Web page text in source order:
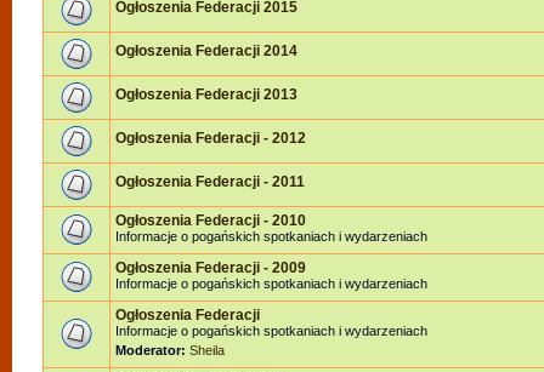
Ogłoszenia Federacji 2015
Ogłoszenia Federacji 2014
Ogłoszenia Federacji 2013
Ogłoszenia Federacji - 2012
Ogłoszenia Federacji - 2011
Ogłoszenia Federacji - 2010
Informacje o pogańskich spotkaniach i wydarzeniach
Ogłoszenia Federacji - 2009
Informacje o pogańskich spotkaniach i wydarzeniach
Ogłoszenia Federacji
Informacje o pogańskich spotkaniach i wydarzeniach
Moderator: Sheila